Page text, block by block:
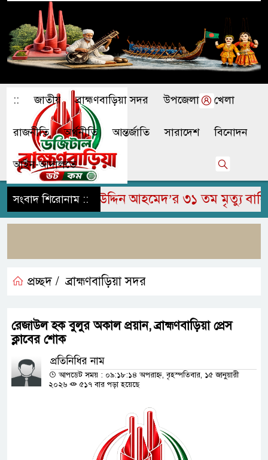
:: জাতীয় ব্রাহ্মণবাড়িয়া সদর উপজেলা খেলা
রাজনীতি অর্থনীতি আন্তর্জাতি সারাদেশ বিনোদন
আইন-আদালতে
সংবাদ শিরোনাম ::
মরহুম জামির উদ্দিন আহমেদ’র ৩১ তম মৃত্যু বার্ষিকী
প্রচ্ছদ / ব্রাহ্মণবাড়িয়া সদর
রেজাউল হক বুলুর অকাল প্রয়ান, ব্রাহ্মণবাড়িয়া প্রেস
ক্লাবের শোক
প্রতিনিধির নাম
আপডেট সময় : ০৯:১৮:১৪ অপরাহ্ন, বৃহস্পতিবার, ১৫ জানুয়ারী
২০২৬
৫১৭ বার পড়া হয়েছে